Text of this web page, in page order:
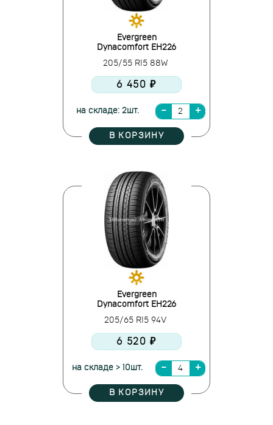
Evergreen
Dynacomfort EH226
205/55 R15 88W
6 450 ₽
на складе: 2шт.
В КОРЗИНУ
Evergreen
Dynacomfort EH226
205/65 R15 94V
6 520 ₽
на складе > 10шт.
В КОРЗИНУ